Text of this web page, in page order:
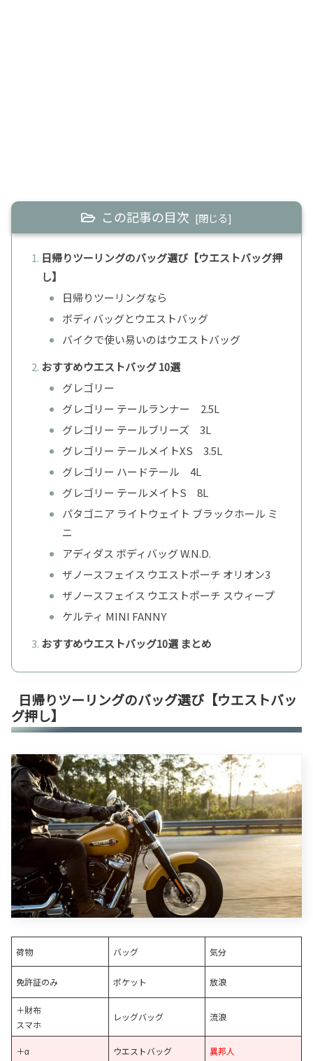
この記事の目次
日帰りツーリングのバッグ選び【ウエストバッグ押
し】
日帰りツーリングなら
ボディバッグとウエストバッグ
バイクで使い易いのはウエストバッグ
おすすめウエストバッグ 10選
グレゴリー
グレゴリー テールランナー 2.5L
グレゴリー テールブリーズ 3L
グレゴリー テールメイトXS 3.5L
グレゴリー ハードテール 4L
グレゴリー テールメイトS 8L
パタゴニア ライトウェイト ブラックホール ミ
ニ
アディダス ボディバッグ W.N.D.
ザノースフェイス ウエストポーチ オリオン3
ザノースフェイス ウエストポーチ スウィープ
ケルティ MINI FANNY
おすすめウエストバッグ10選 まとめ
日帰りツーリングのバッグ選び【ウエストバッ
グ押し】
荷物 バッグ 気分
免許証のみ ポケット 放浪
＋財布
スマホ
レッグバッグ 流浪
＋α ウエストバッグ 異邦人